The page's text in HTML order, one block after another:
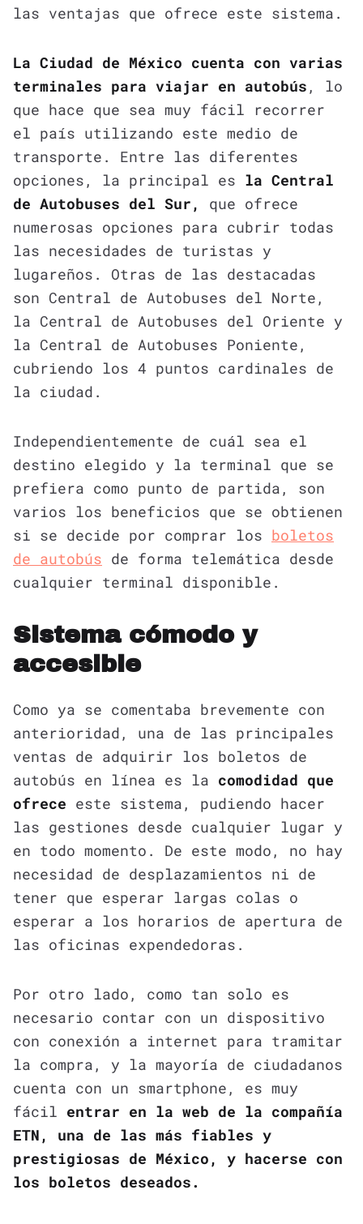
las ventajas que ofrece este sistema.
La Ciudad de México cuenta con varias
terminales para viajar en autobús , lo
que hace que sea muy fácil recorrer
el país utilizando este medio de
transporte. Entre las diferentes
opciones, la principal es la Central
de Autobuses del Sur,
que ofrece
numerosas opciones para cubrir todas
las necesidades de turistas y
lugareños. Otras de las destacadas
son Central de Autobuses del Norte,
la Central de Autobuses del Oriente y
la Central de Autobuses Poniente,
cubriendo los 4 puntos cardinales de
la ciudad.
Independientemente de cuál sea el
destino elegido y la terminal que se
prefiera como punto de partida, son
varios los beneficios que se obtienen
si se decide por comprar los boletos
de autobús de forma telemática desde
cualquier terminal disponible.
Sistema cómodo y
accesible
Como ya se comentaba brevemente con
anterioridad, una de las principales
ventas de adquirir los boletos de
autobús en línea es la comodidad que
ofrece este sistema, pudiendo hacer
las gestiones desde cualquier lugar y
en todo momento. De este modo, no hay
necesidad de desplazamientos ni de
tener que esperar largas colas o
esperar a los horarios de apertura de
las oficinas expendedoras.
Por otro lado, como tan solo es
necesario contar con un dispositivo
con conexión a internet para tramitar
la compra, y la mayoría de ciudadanos
cuenta con un smartphone, es muy
fácil entrar en la web de la compañía
ETN, una de las más fiables y
prestigiosas de México, y hacerse con
los boletos deseados.